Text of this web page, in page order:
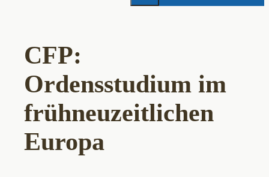
CFP:
Ordensstudium im
frühneuzeitlichen
Europa